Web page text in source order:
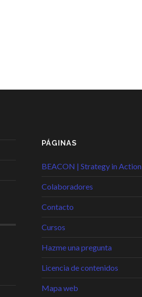
PÁGINAS
BEACON | Strategy in Action
Colaboradores
Contacto
Cursos
Hazme una pregunta
Licencia de contenidos
Mapa web